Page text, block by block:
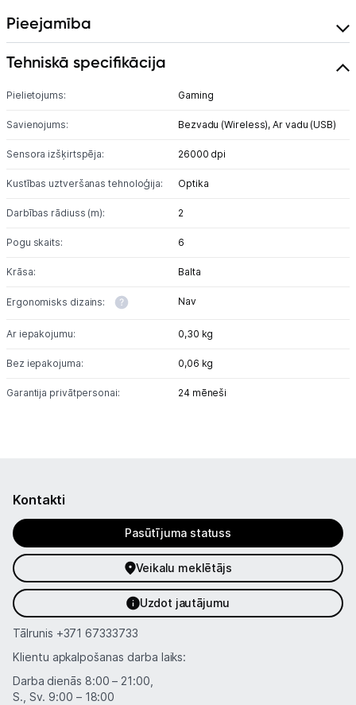
Pieejamība
Tehniskā specifikācija
Pielietojums: Gaming
Savienojums: Bezvadu (Wireless),Ar vadu (USB)
Sensora izšķirtspēja: 26000 dpi
Kustības uztveršanas tehnoloģija: Optika
Darbības rādiuss (m): 2
Pogu skaits: 6
Krāsa: Balta
Ergonomisks dizains: Nav
Ar iepakojumu: 0,30 kg
Bez iepakojuma: 0,06 kg
Garantija privātpersonai: 24 mēneši
Kontakti
Pasūtījuma statuss
Veikalu meklētājs
Uzdot jautājumu
Tālrunis +371 67333733
Klientu apkalpošanas darba laiks:
Darba dienās 8:00 – 21:00,
S., Sv. 9:00 – 18:00